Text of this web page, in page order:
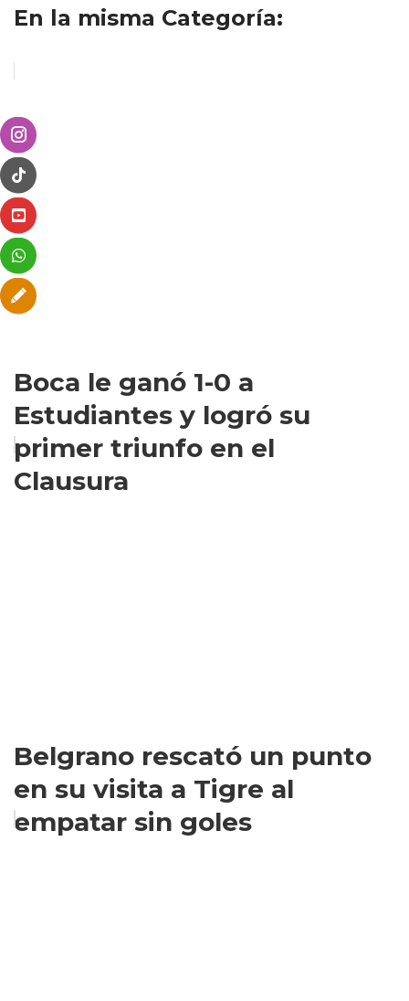
En la misma Categoría:
Boca le ganó 1-0 a
Estudiantes y logró su
primer triunfo en el
Clausura
Belgrano rescató un punto
en su visita a Tigre al
empatar sin goles